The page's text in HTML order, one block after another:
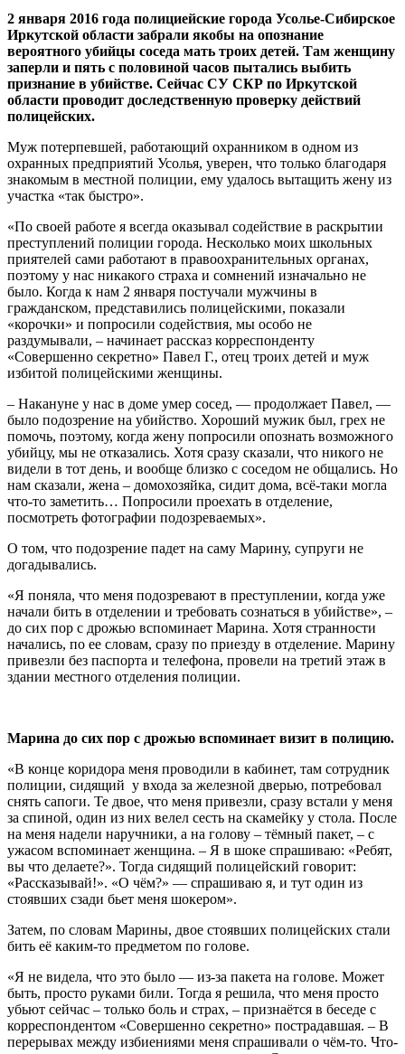
2 января 2016 года полициейские города Усолье-Сибирское
Иркутской области забрали якобы на опознание
вероятного убийцы соседа мать троих детей. Там женщину
заперли и пять с половиной часов пытались выбить
признание в убийстве. Сейчас СУ СКР по Иркутской
области проводит доследственную проверку действий
полицейских.
Муж потерпевшей, работающий охранником в одном из
охранных предприятий Усолья, уверен, что только благодаря
знакомым в местной полиции, ему удалось вытащить жену из
участка «так быстро».
«По своей работе я всегда оказывал содействие в раскрытии
преступлений полиции города. Несколько моих школьных
приятелей сами работают в правоохранительных органах,
поэтому у нас никакого страха и сомнений изначально не
было. Когда к нам 2 января постучали мужчины в
гражданском, представились полицейскими, показали
«корочки» и попросили содействия, мы особо не
раздумывали, – начинает рассказ корреспонденту
«Совершенно секретно» Павел Г., отец троих детей и муж
избитой полицейскими женщины.
– Накануне у нас в доме умер сосед, — продолжает Павел, —
было подозрение на убийство. Хороший мужик был, грех не
помочь, поэтому, когда жену попросили опознать возможного
убийцу, мы не отказались. Хотя сразу сказали, что никого не
видели в тот день, и вообще близко с соседом не общались. Но
нам сказали, жена – домохозяйка, сидит дома, всё-таки могла
что-то заметить… Попросили проехать в отделение,
посмотреть фотографии подозреваемых».
О том, что подозрение падет на саму Марину, супруги не
догадывались.
«Я поняла, что меня подозревают в преступлении, когда уже
начали бить в отделении и требовать сознаться в убийстве», –
до сих пор с дрожью вспоминает Марина. Хотя странности
начались, по ее словам, сразу по приезду в отделение. Марину
привезли без паспорта и телефона, провели на третий этаж в
здании местного отделения полиции.
Марина до сих пор с дрожью вспоминает визит в полицию.
«В конце коридора меня проводили в кабинет, там сотрудник
полиции, сидящий у входа за железной дверью, потребовал
снять сапоги. Те двое, что меня привезли, сразу встали у меня
за спиной, один из них велел сесть на скамейку у стола. После
на меня надели наручники, а на голову – тёмный пакет, – с
ужасом вспоминает женщина. – Я в шоке спрашиваю: «Ребят,
вы что делаете?». Тогда сидящий полицейский говорит:
«Рассказывай!». «О чём?» — спрашиваю я, и тут один из
стоявших сзади бьет меня шокером».
Затем, по словам Марины, двое стоявших полицейских стали
бить её каким-то предметом по голове.
«Я не видела, что это было — из-за пакета на голове. Может
быть, просто руками били. Тогда я решила, что меня просто
убьют сейчас – только боль и страх, – признаётся в беседе с
корреспондентом «Совершенно секретно» пострадавшая. – В
перерывах между избиениями меня спрашивали о чём-то. Что-